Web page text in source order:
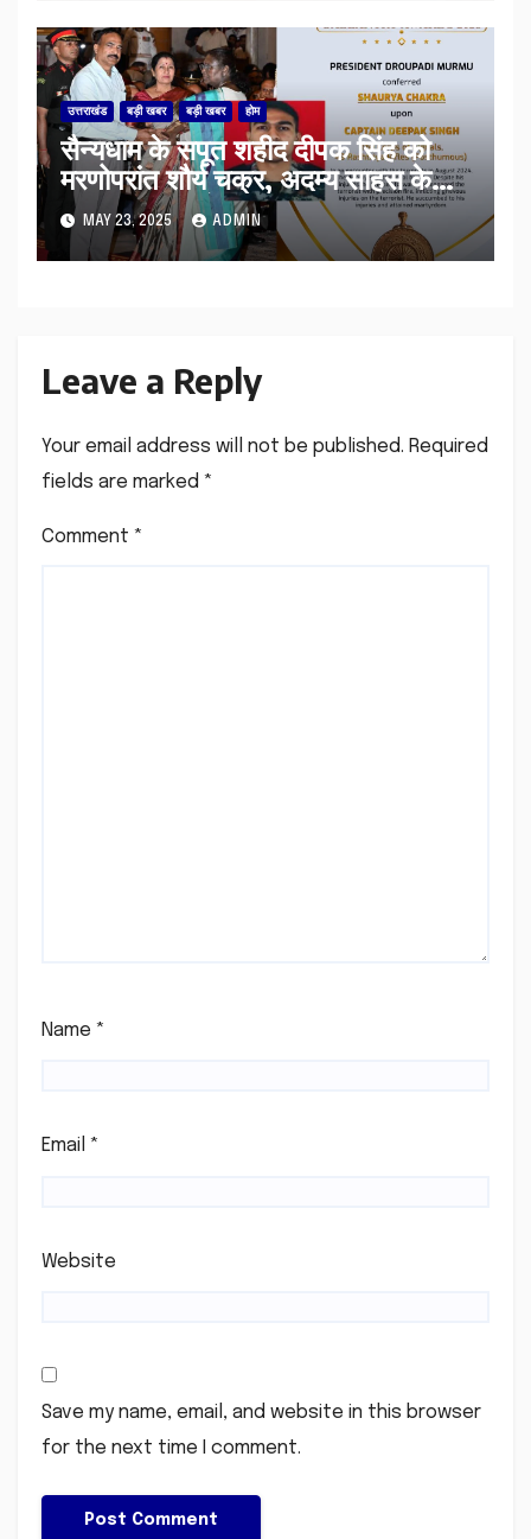
उत्तराखंड बड़ी खबर बड़ी खबर होम
सैन्यधाम के सपूत शहीद दीपक सिंह को
मरणोपरांत शौर्य चक्र, अदम्य साहस के
लिए राष्ट्रपति ने किया सम्मानित
MAY 23, 2025 ADMIN
Leave a Reply
Your email address will not be published. Required
fields are marked *
Comment *
Name *
Email *
Website
Save my name, email, and website in this browser
for the next time I comment.